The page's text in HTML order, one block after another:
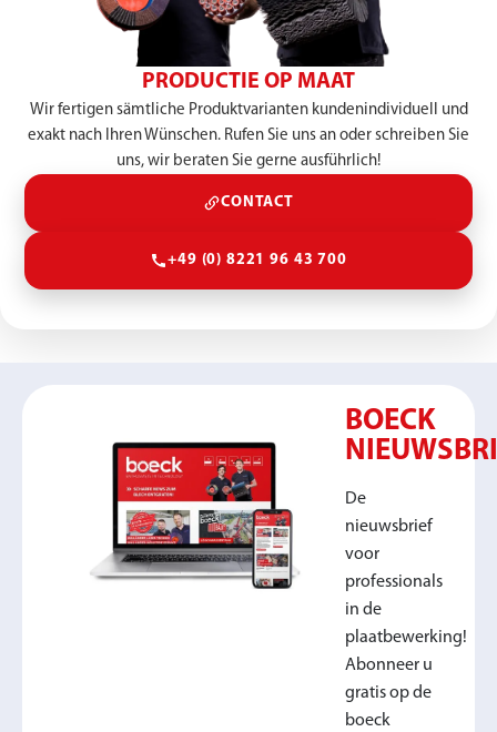
PRODUCTIE OP MAAT
Wir fertigen sämtliche Produktvarianten kundenindividuell und
exakt nach Ihren Wünschen. Rufen Sie uns an oder schreiben Sie
uns, wir beraten Sie gerne ausführlich!
CONTACT
+49 (0) 8221 96 43 700
BOECK
De
nieuwsbrief
voor
professionals
in de
plaatbewerking!
Abonneer u
gratis op de
boeck